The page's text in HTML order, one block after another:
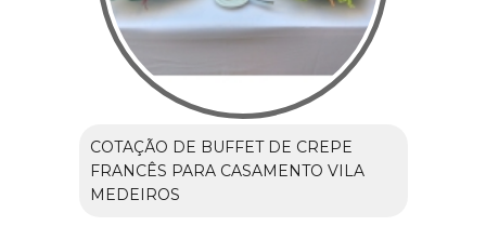
COTAÇÃO DE BUFFET DE CREPE
FRANCÊS PARA CASAMENTO VILA
MEDEIROS